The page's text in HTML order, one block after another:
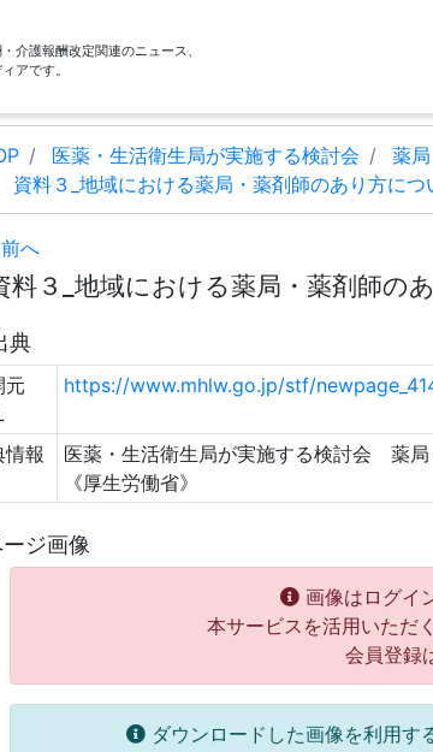
介護報酬改定関連のニュース、
アです。
医薬・生活衛生局が実施する検討会
薬
資料３_地域における薬局・薬剤師のあり方につ
前へ
料３_地域における薬局・薬剤師の
典
元
https://www.mhlw.go.jp/stf/
情報
医薬・生活衛生局が実施する検討会 薬
《厚生労働省》
ジ画像
画像はログイ
本サービスを活用いただ
会員登録
ダウンロードした画像を利用す